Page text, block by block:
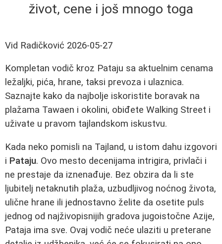
život, cene i još mnogo toga
Vid Radičković 2026-05-27
Kompletan vodič kroz Pataju sa aktuelnim cenama
ležaljki, pića, hrane, taksi prevoza i ulaznica.
Saznajte kako da najbolje iskoristite boravak na
plažama Tawaen i okolini, obiđete Walking Street i
uživate u pravom tajlandskom iskustvu.
Kada neko pomisli na Tajland, u istom dahu izgovori
i Pataju. Ovo mesto decenijama intrigira, privlači i
ne prestaje da iznenađuje. Bez obzira da li ste
ljubitelj netaknutih plaža, uzbudljivog noćnog života,
ulične hrane ili jednostavno želite da osetite puls
jednog od najživopisnijih gradova jugoistočne Azije,
Pataja ima sve. Ovaj vodič neće ulaziti u preterane